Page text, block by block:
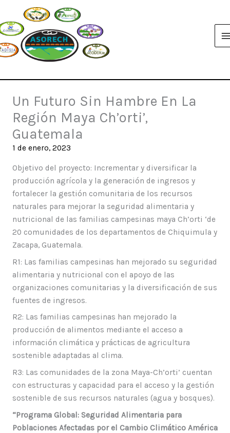
contenido
Un Futuro Sin Hambre En La
Región Maya Ch’orti’,
Guatemala
1 de enero, 2023
Objetivo del proyecto: Incrementar y diversificar la
producción agrícola y la generación de ingresos y
fortalecer la gestión comunitaria de los recursos
naturales para mejorar la seguridad alimentaria y
nutricional de las familias campesinas maya Ch’orti ‘de
20 comunidades de los departamentos de Chiquimula y
Zacapa, Guatemala.
R1: Las familias campesinas han mejorado su seguridad
alimentaria y nutricional con el apoyo de las
organizaciones comunitarias y la diversificación de sus
fuentes de ingresos.
R2: Las familias campesinas han mejorado la
producción de alimentos mediante el acceso a
información climática y prácticas de agricultura
sostenible adaptadas al clima.
R3: Las comunidades de la zona Maya-Ch’orti’ cuentan
con estructuras y capacidad para el acceso y la gestión
sostenible de sus recursos naturales (agua y bosques).
“Programa Global: Seguridad Alimentaria para
Poblaciones Afectadas por el Cambio Climático América